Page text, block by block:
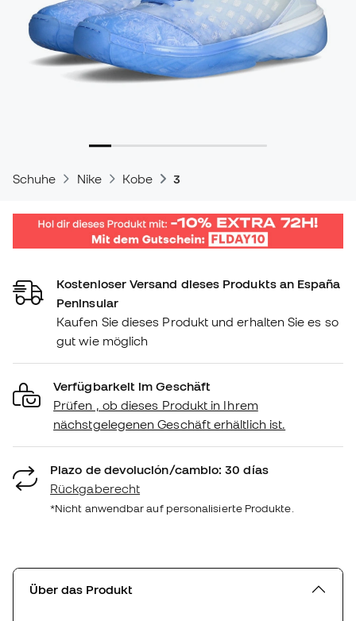
Schuhe Nike Kobe 3
Kostenloser Versand dieses Produkts an España
Peninsular
Kaufen Sie dieses Produkt und erhalten Sie es so
gut wie möglich
Verfügbarkeit im Geschäft
Prüfen , ob dieses Produkt in Ihrem
nächstgelegenen Geschäft erhältlich ist.
Plazo de devolución/cambio: 30 días
Rückgaberecht
*Nicht anwendbar auf personalisierte Produkte.
Über das Produkt